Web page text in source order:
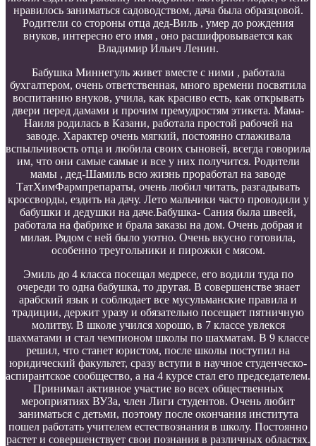
нравилось заниматься садоводством, дача была образцовой.
Родители со стороны отца дед-Виль , умер до рождения
внуков, интересно его имя , оно расшифровывается как
Владимир Ильич Ленин.
Бабушка Миннегуль живет вместе с ними , работала
бухгалтером, очень ответственная, много времени посвятила
воспитанию внуков, учила, как красиво есть, как открывать
двери перед дамами и прочим премудростям этикета. Мама-
Наиля родилась в Казани, работала простой рабочей на
заводе. Характер очень мягкий, постоянно сглаживала
вспыльчивость отца и любила своих сыновей, всегда говорила
им, что они самые самые и все у них получится. Родители
мамы , дед-Шамиль всю жизнь проработал на заводе
ТатХимФармпрепараты, очень любил читать, разгадывать
кроссворды, ездить на дачу. Лето мальчики часто проводили у
бабушки и дедушки на даче.Бабушка- Сания была швеей,
работала на фабрике и брала заказы на дом. Очень добрая и
милая. Рядом с ней было уютно. Очень вкусно готовила,
особенно треугольники и пирожки с мясом.
Эмиль до 4 класса посещал медресе, его водили туда по
очереди то одна бабушка, то другая. В совершенстве знает
арабский язык и соблюдает все мусульманские правила и
традиции, держит уразу и обязательно посещает пятничную
молитву. В школе учился хорошо, в 7 классе увлекся
шахматами и стал чемпионом школы по шахматам. В 9 классе
решил, что станет юристом, после школы поступил на
юридический факультет, сразу вступи в научное студенческо-
аспирантское сообщество, а на 4 курсе стал его председателем.
Принимал активное участие во всех общественных
мероприятиях ВУЗа, член Лиги студентов. Очень любит
заниматься с детьми, поэтому после окончания института
пошел работать учителем естествознания в школу. Постоянно
растет и совершенствует свои познания в различных областях.